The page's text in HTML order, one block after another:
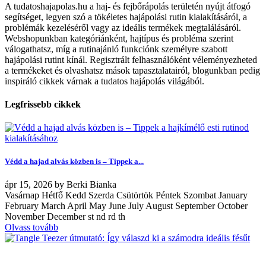
A tudatoshajapolas.hu a haj- és fejbőrápolás területén nyújt átfogó
segítséget, legyen szó a tökéletes hajápolási rutin kialakításáról, a
problémák kezeléséről vagy az ideális termékek megtalálásáról.
Webshopunkban kategóriánként, hajtípus és probléma szerint
válogathatsz, míg a rutinajánló funkciónk személyre szabott
hajápolási rutint kínál. Regisztrált felhasználóként véleményezheted
a termékeket és olvashatsz mások tapasztalatairól, blogunkban pedig
inspiráló cikkek várnak a tudatos hajápolás világából.
Legfrissebb cikkek
Védd a hajad alvás közben is – Tippek a...
ápr 15, 2026 by Berki Bianka
Vasárnap Hétfő Kedd Szerda Csütörtök Péntek Szombat January
February March April May June July August September October
November December st nd rd th
Olvass tovább